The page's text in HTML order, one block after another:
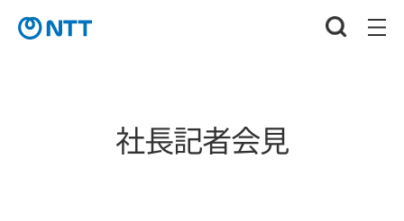
社長記者会見